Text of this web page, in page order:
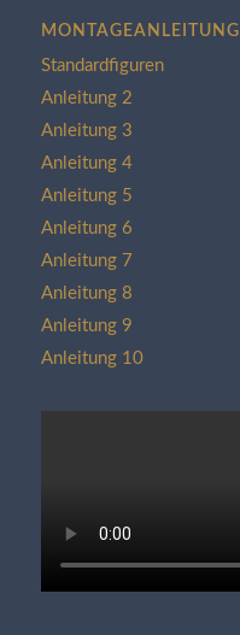
MONTAGEANLEITUNG
Standardfiguren
Anleitung 2
Anleitung 3
Anleitung 4
Anleitung 5
Anleitung 6
Anleitung 7
Anleitung 8
Anleitung 9
Anleitung 10